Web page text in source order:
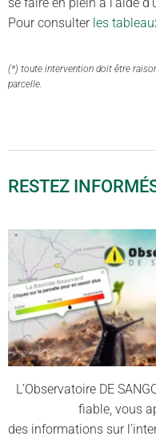
Pour consulter les
(*) toute intervention doit être
parcelle.
RESTEZ
L’Observatoire DE
fiable, vous
des informations sur